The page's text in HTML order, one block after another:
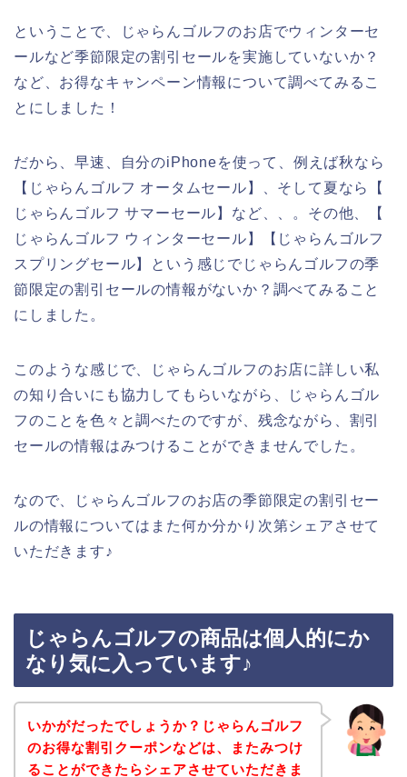
ということで、じゃらんゴルフのお店でウィンターセ
ールなど季節限定の割引セールを実施していないか？
など、お得なキャンペーン情報について調べてみるこ
とにしました！
だから、早速、自分のiPhoneを使って、例えば秋なら
【じゃらんゴルフ オータムセール】、そして夏なら【
じゃらんゴルフ サマーセール】など、、。その他、【
じゃらんゴルフ ウィンターセール】【じゃらんゴルフ
スプリングセール】という感じでじゃらんゴルフの季
節限定の割引セールの情報がないか？調べてみること
にしました。
このような感じで、じゃらんゴルフのお店に詳しい私
の知り合いにも協力してもらいながら、じゃらんゴル
フのことを色々と調べたのですが、残念ながら、割引
セールの情報はみつけることができませんでした。
なので、じゃらんゴルフのお店の季節限定の割引セー
ルの情報についてはまた何か分かり次第シェアさせて
いただきます♪
じゃらんゴルフの商品は個人的にか
なり気に入っています♪
いかがだったでしょうか？じゃらんゴルフ
のお得な割引クーポンなどは、またみつけ
ることができたらシェアさせていただきま